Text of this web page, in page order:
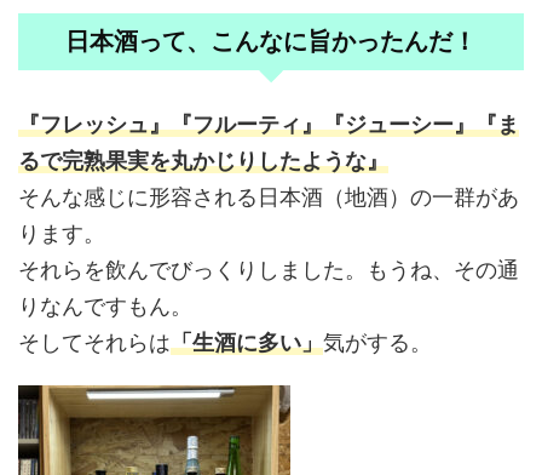
日本酒って、こんなに旨かったんだ！
『フレッシュ』『フルーティ』『ジューシー』『ま
るで完熟果実を丸かじりしたような』
そんな感じに形容される日本酒（地酒）の一群があ
ります。
それらを飲んでびっくりしました。もうね、その通
りなんですもん。
そしてそれらは「生酒に多い」気がする。